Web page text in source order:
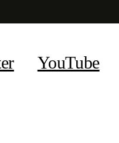
YouTube